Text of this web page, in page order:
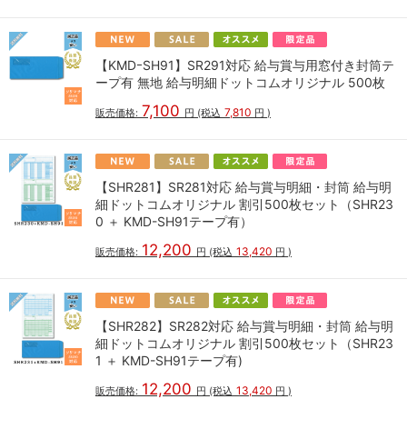
【KMDｰSH91】SR291対応 給与賞与用窓付き封筒テ
ープ有 無地 給与明細ドットコムオリジナル 500枚
販売価格: 7,100 円 (税込 7,810 円 )
【SHR281】SR281対応 給与賞与明細・封筒 給与明
細ドットコムオリジナル 割引500枚セット（SHR23
0 ＋ KMD-SH91テープ有）
販売価格: 12,200 円 (税込 13,420 円 )
【SHR282】SR282対応 給与賞与明細・封筒 給与明
細ドットコムオリジナル 割引500枚セット（SHR23
1 ＋ KMD-SH91テープ有)
販売価格: 12,200 円 (税込 13,420 円 )